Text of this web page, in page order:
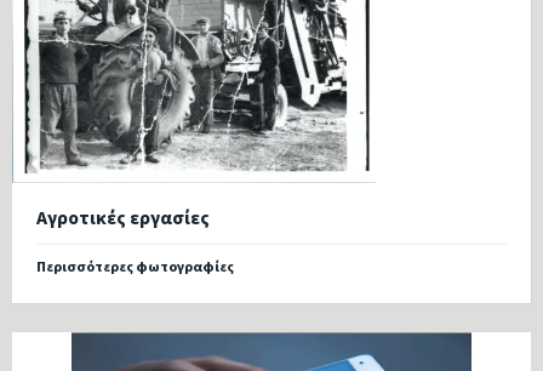
Αγροτικές εργασίες
Περισσότερες φωτογραφίες